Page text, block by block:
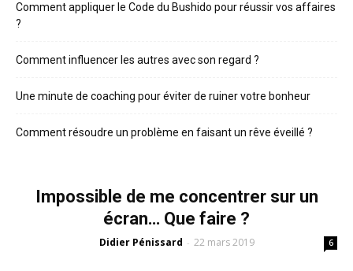
Comment appliquer le Code du Bushido pour réussir vos affaires
?
Comment influencer les autres avec son regard ?
Une minute de coaching pour éviter de ruiner votre bonheur
Comment résoudre un problème en faisant un rêve éveillé ?
Impossible de me concentrer sur un
écran… Que faire ?
Didier Pénissard - 22 mars 2019 6